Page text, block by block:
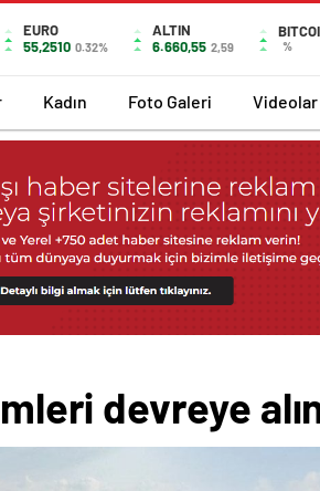
EURO
55,2510 0.32%
ALTIN
6.660,55 2,59 %
Kadın Foto Galeri Videolar
devreye